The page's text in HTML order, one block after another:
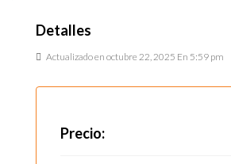
Detalles
Actualizado en octubre 22, 2025 En 5:59 pm
Precio: